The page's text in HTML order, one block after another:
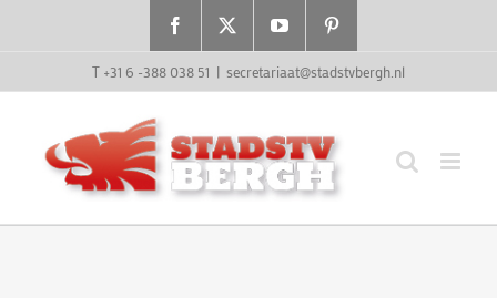
Facebook YouTube
T +31 6 -388 038 51 | secretariaat@stadstvbergh.nl